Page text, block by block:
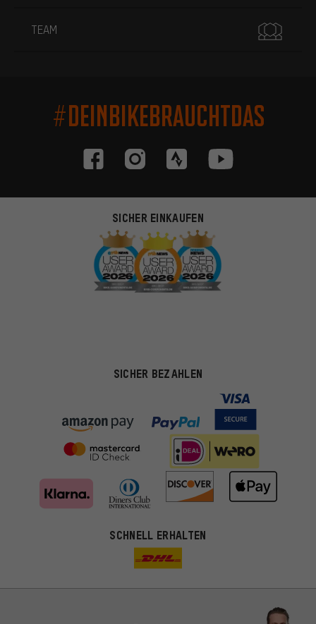
TEAM
#DEINBIKEBRAUCHTDAS
SICHER EINKAUFEN
SICHER BEZAHLEN
SCHNELL ERHALTEN